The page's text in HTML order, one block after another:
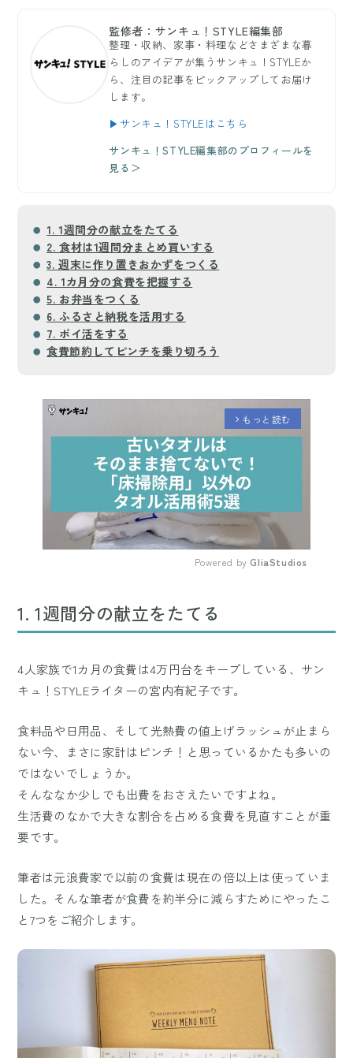
監修者：サンキュ！STYLE編集部
整理・収納、家事・料理などさまざまな暮
らしのアイデアが集うサンキュ！STYLEか
ら、注目の記事をピックアップしてお届け
します。
▶サンキュ！STYLEはこちら
サンキュ！STYLE編集部のプロフィールを
見る＞
1. 1週間分の献立をたてる
2. 食材は1週間分まとめ買いする
3. 週末に作り置きおかずをつくる
4. 1カ月分の食費を把握する
5. お弁当をつくる
6. ふるさと納税を活用する
7. ポイ活をする
食費節約してピンチを乗り切ろう
arrow_forward_ios もっと読む
Powered by GliaStudios
1. 1週間分の献立をたてる
4人家族で1カ月の食費は4万円台をキープしている、サン
キュ！STYLEライターの宮内有紀子です。
食料品や日用品、そして光熱費の値上げラッシュが止まら
ない今、まさに家計はピンチ！と思っているかたも多いの
ではないでしょうか。
そんななか少しでも出費をおさえたいですよね。
生活費のなかで大きな割合を占める食費を見直すことが重
要です。
筆者は元浪費家で以前の食費は現在の倍以上は使っていま
した。そんな筆者が食費を約半分に減らすためにやったこ
と7つをご紹介します。